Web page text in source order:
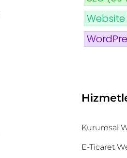
Website
Kurumsal
E-Ticaret